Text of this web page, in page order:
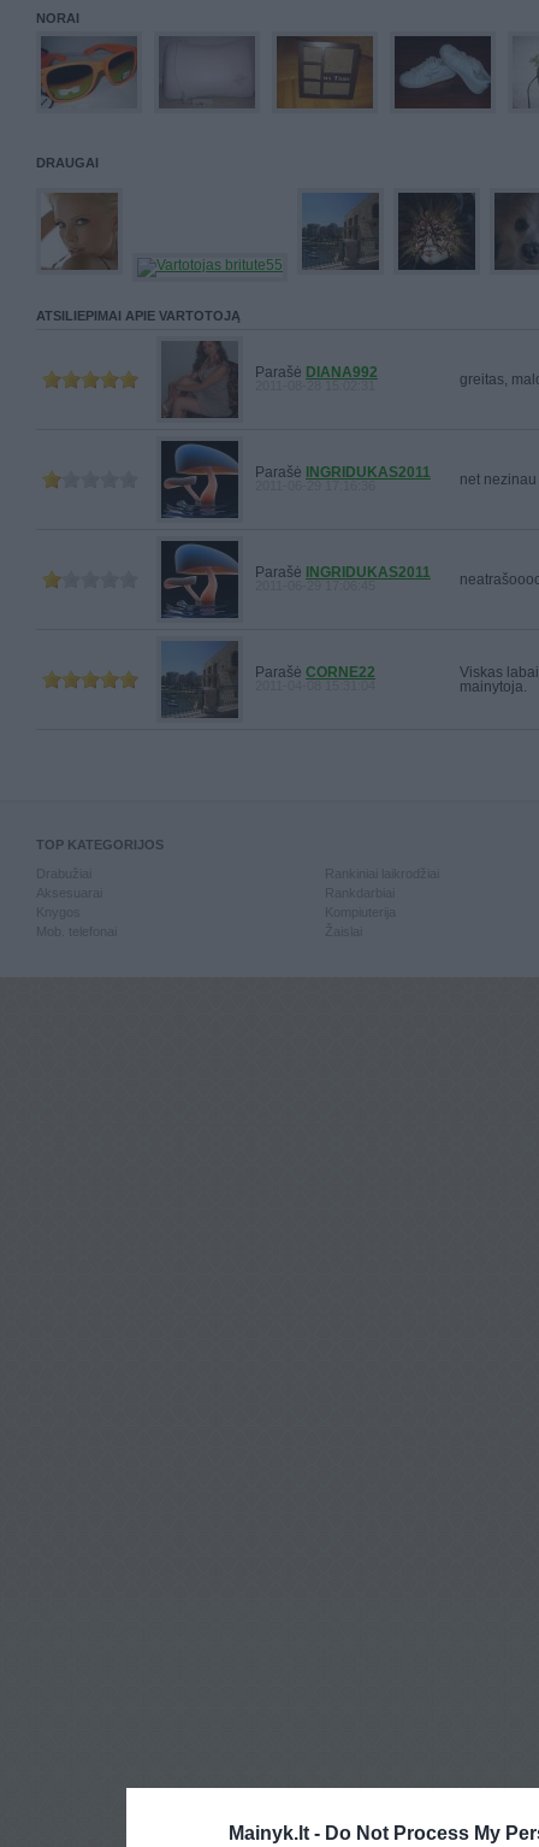
Mainyk.lt - Do Not Process My
NORAI
DRAUGAI
ATSILIEPIMAI APIE VARTOTOJĄ
Parašė DIANA992 greitas,
Parašė INGRIDUKAS2011 net
Parašė INGRIDUKAS2011
Parašė CORNE22
Viskas
mainytoja.
TOP KATEGORIJOS
Knygos
Mob. telefonai
Kompiuterija
Žaislai